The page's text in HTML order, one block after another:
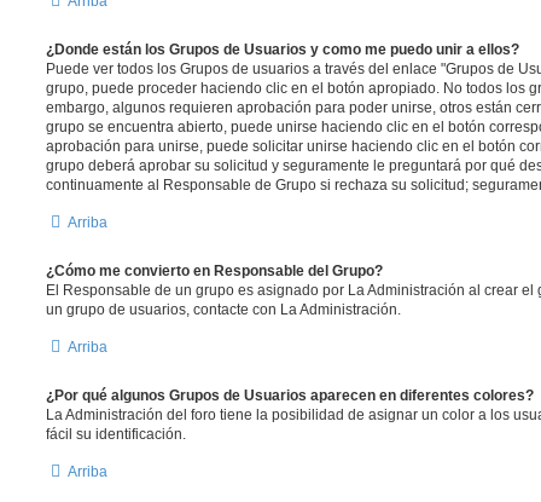
¿Donde están los Grupos de Usuarios y como me puedo unir a ellos?
Puede ver todos los Grupos de usuarios a través del enlace "Grupos de
grupo, puede proceder haciendo clic en el botón apropiado. No todos los
embargo, algunos requieren aprobación para poder unirse, otros están
grupo se encuentra abierto, puede unirse haciendo clic en el botón
aprobación para unirse, puede solicitar unirse haciendo clic en el botón
grupo deberá aprobar su solicitud y seguramente le preguntará por qué
continuamente al Responsable de Grupo si rechaza su solicitud;
Arriba
¿Cómo me convierto en Responsable del Grupo?
El Responsable de un grupo es asignado por La Administración al crear
un grupo de usuarios, contacte con La Administración.
Arriba
¿Por qué algunos Grupos de Usuarios aparecen en diferentes colores?
La Administración del foro tiene la posibilidad de asignar un color a los
fácil su identificación.
Arriba